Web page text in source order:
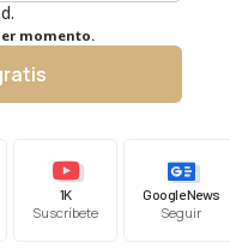
momento.
1K
Suscríbete
Google News
Seguir